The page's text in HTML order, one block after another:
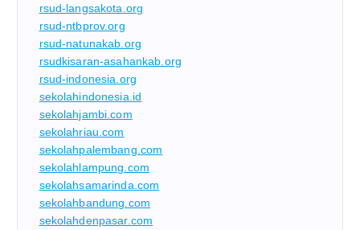
rsud-langsakota.org
rsud-ntbprov.org
rsud-natunakab.org
rsudkisaran-asahankab.org
rsud-indonesia.org
sekolahindonesia.id
sekolahjambi.com
sekolahriau.com
sekolahpalembang.com
sekolahlampung.com
sekolahsamarinda.com
sekolahbandung.com
sekolahdenpasar.com